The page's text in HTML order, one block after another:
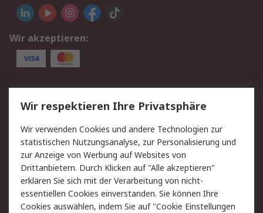
Wir akzeptieren:
Service
Value Added Services
Lieferlösungen
Rücksendungen
Kontakt
Hilfe
Privatkunden
Rechtliches
AGB
Datenschutz
Wir respektieren Ihre Privatsphäre
Wir verwenden Cookies und andere Technologien zur
statistischen Nutzungsanalyse, zur Personalisierung und
zur Anzeige von Werbung auf Websites von
Drittanbietern. Durch Klicken auf "Alle akzeptieren"
erklären Sie sich mit der Verarbeitung von nicht-
essentiellen Cookies einverstanden. Sie können Ihre
Cookies auswählen, indem Sie auf "Cookie Einstellungen